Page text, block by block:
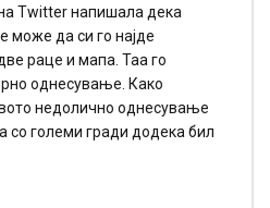
Twitter напишала дека
може да си го најде
раце и мапа. Таа го
однесување. Како
недолично однесување
со големи гради додека бил